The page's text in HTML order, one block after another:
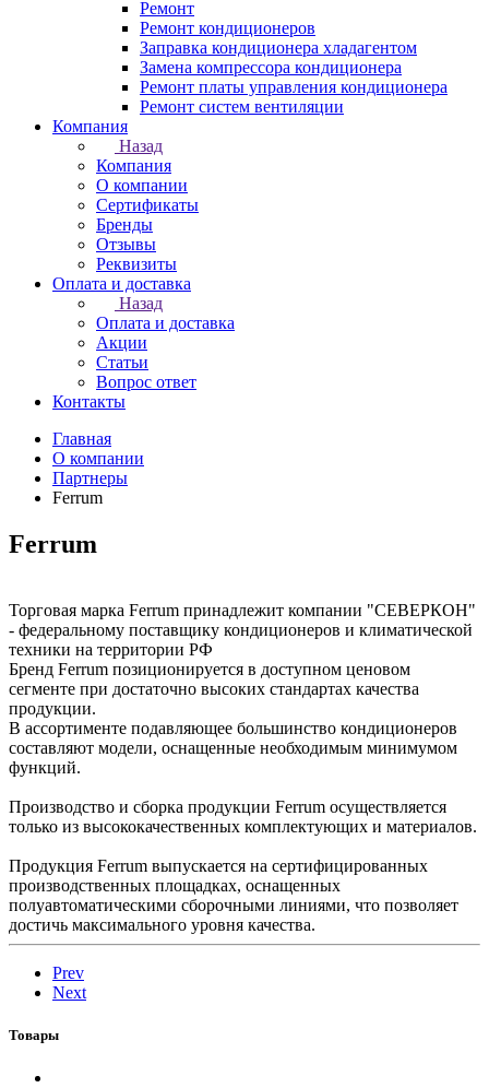
Ремонт
Ремонт кондиционеров
Заправка кондиционера хладагентом
Замена компрессора кондиционера
Ремонт платы управления кондиционера
Ремонт систем вентиляции
Компания
Назад
Компания
О компании
Сертификаты
Бренды
Отзывы
Реквизиты
Оплата и доставка
Назад
Оплата и доставка
Акции
Статьи
Вопрос ответ
Контакты
Главная
О компании
Партнеры
Ferrum
Ferrum
Торговая марка Ferrum принадлежит компании "СЕВЕРКОН"
- федеральному поставщику кондиционеров и климатической
техники на территории РФ
Бренд Ferrum позиционируется в доступном ценовом
сегменте при достаточно высоких стандартах качества
продукции.
В ассортименте подавляющее большинство кондиционеров
составляют модели, оснащенные необходимым минимумом
функций.
Производство и сборка продукции Ferrum осуществляется
только из высококачественных комплектующих и материалов.
Продукция Ferrum выпускается на сертифицированных
производственных площадках, оснащенных
полуавтоматическими сборочными линиями, что позволяет
достичь максимального уровня качества.
Prev
Next
Товары